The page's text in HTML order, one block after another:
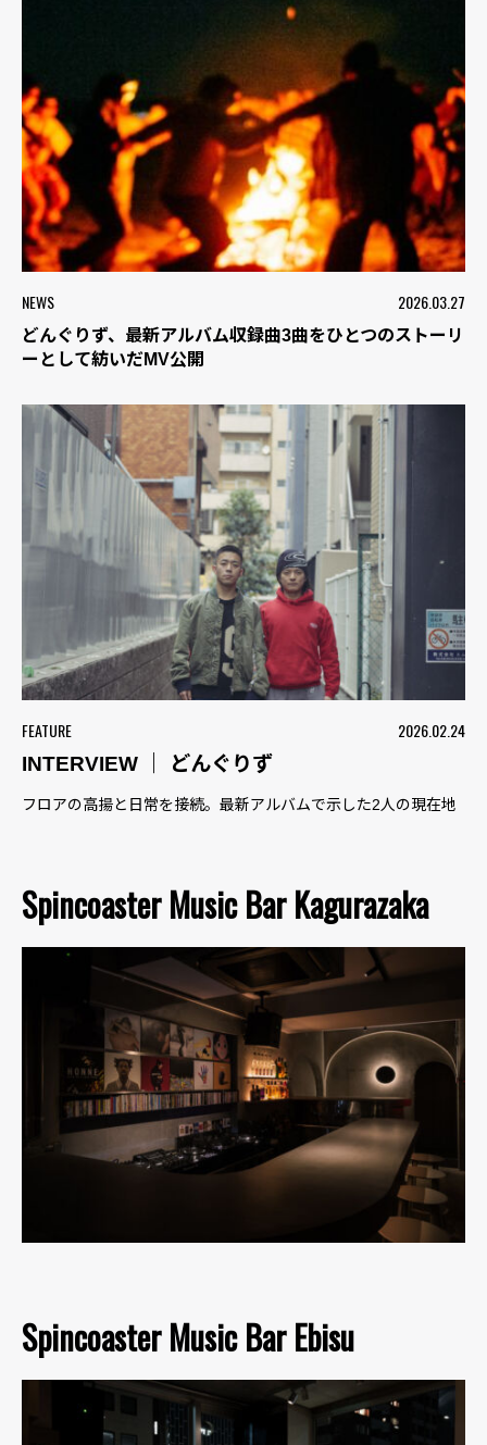
NEWS 2026.03.27
どんぐりず、最新アルバム収録曲3曲をひとつのストーリ
ーとして紡いだMV公開
FEATURE
2026.02.24
INTERVIEW ｜ どんぐりず
フロアの高揚と日常を接続。最新アルバムで示した2人の現在地
Spincoaster Music Bar Kagurazaka
Spincoaster Music Bar Ebisu